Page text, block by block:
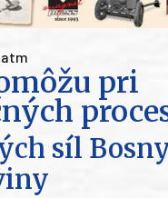
atm
pri
síl